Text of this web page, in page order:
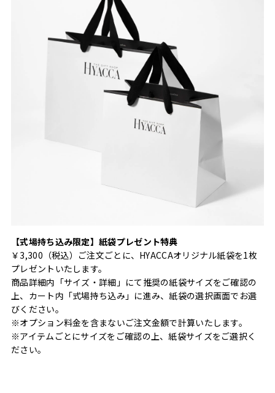
【式場持ち込み限定】紙袋プレゼント特典
￥3,300（税込）ご注文ごとに、HYACCAオリジナル紙袋を1枚
プレゼントいたします。
商品詳細内「サイズ・詳細」にて推奨の紙袋サイズをご確認の
上、カート内「式場持ち込み」に進み、紙袋の選択画面でお選
びください。
※オプション料金を含まないご注文金額で計算いたします。
※アイテムごとにサイズをご確認の上、紙袋サイズをご選択く
ださい。